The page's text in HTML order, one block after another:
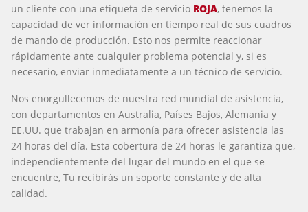
un cliente con una etiqueta de servicio ROJA, tenemos la
capacidad de ver información en tiempo real de sus cuadros
de mando de producción. Esto nos permite reaccionar
rápidamente ante cualquier problema potencial y, si es
necesario, enviar inmediatamente a un técnico de servicio.
Nos enorgullecemos de nuestra red mundial de asistencia,
con departamentos en Australia, Países Bajos, Alemania y
EE.UU. que trabajan en armonía para ofrecer asistencia las
24 horas del día. Esta cobertura de 24 horas le garantiza que,
independientemente del lugar del mundo en el que se
encuentre, Tu recibirás un soporte constante y de alta
calidad.